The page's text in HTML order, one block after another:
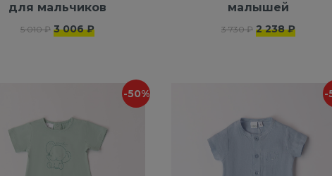
для мальчиков
5 010 ₽ 3 006 ₽
малышей
3 730 ₽ 2 238 ₽
-50% -